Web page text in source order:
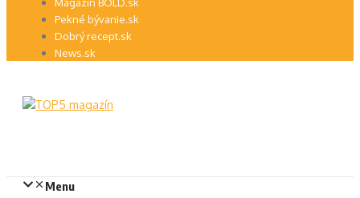
Pekné bývanie.sk
Dobrý recept.sk
News.sk
Menu